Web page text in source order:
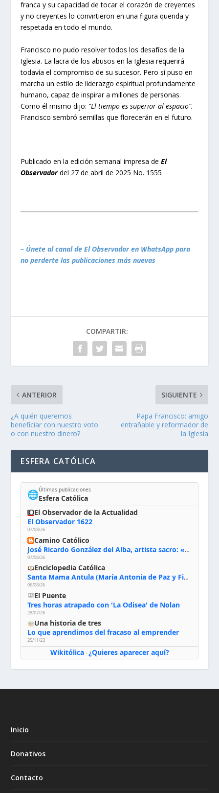
franca y su capacidad de tocar el corazón de creyentes
y no creyentes lo convirtieron en una figura querida y
respetada en todo el mundo.
Francisco no pudo resolver todos los desafíos de la
Iglesia. La lacra de los abusos en la Iglesia requerirá
todavía el compromiso de su sucesor. Pero sí puso en
marcha un estilo de liderazgo espiritual profundamente
humano, capaz de inspirar a millones de personas.
Como él mismo dijo: “El tiempo es superior al espacio”.
Francisco sembró semillas que florecerán en el futuro.
Publicado en la edición semanal impresa deEl
Observadordel 27 de abril de 2025 No. 1555
– Únete al canal de El Observador en WhatsApp para
no perderte las publicaciones más nuevas
COMPARTIR:
ANTERIOR
¿A quién queremos
beneficiar con nuestro voto
o con nuestro dinero?
SIGUIENTE
Papa Francisco: amigo
entrañable y reformador de
la Iglesia
ESFERA CATÓLICA
🌐Últimas publicaciones
Esfera Católica
El Observador de la Actualidad
El Observador 1622
07/08/26
Camino Católico
José Ricardo González del Alba, artista sacro: «Yo oro, hablo con Dios, le pido al Espíritu Santo su inspiración y siempre pinto rezando el rosario para que sea Él quien actúe a través de mis manos»
07/08/26
Enciclopedia Católica
Santa Mama Antula (María Antonia de Paz y Figueroa)
06/08/26
El Puente
Tres horas atrapado con 'La Odisea' de Nolan
28/07/26
Una historia de tres
Lo que aprendimos del fracaso al emprender
25/11/23
Wikitólica· ¿Quieres aparecer aquí?
Inicio
Donativos
Contacto